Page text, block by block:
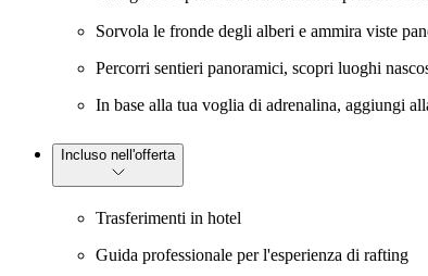
Sorvola le fronde degli alberi e ammira viste
Percorri sentieri panoramici, scopri luoghi
In base alla tua voglia di adrenalina, aggiungi
Incluso nell'offerta
Trasferimenti in hotel
Guida professionale per l'esperienza di rafting